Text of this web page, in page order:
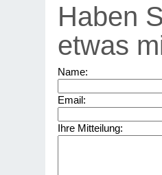
Haben
etwas
Name:
Email:
Ihre Mitteilung: